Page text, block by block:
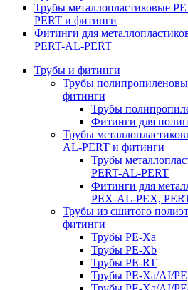
Трубы металлопластиковые
PERT и фитинги
Фитинги для
PERT-AL-PERT
Трубы и фитинги
Трубы
фитинги
Трубы
Фитинги для
Трубы
AL-PERT и фитинги
Трубы
PERT-AL-PERT
Фитинги для
PEX-AL-PEX,
Трубы из сшитого
фитинги
Трубы PE-Xa
Трубы PE-Xb
Трубы PE-RT
Трубы PE-Xa/AI/PE